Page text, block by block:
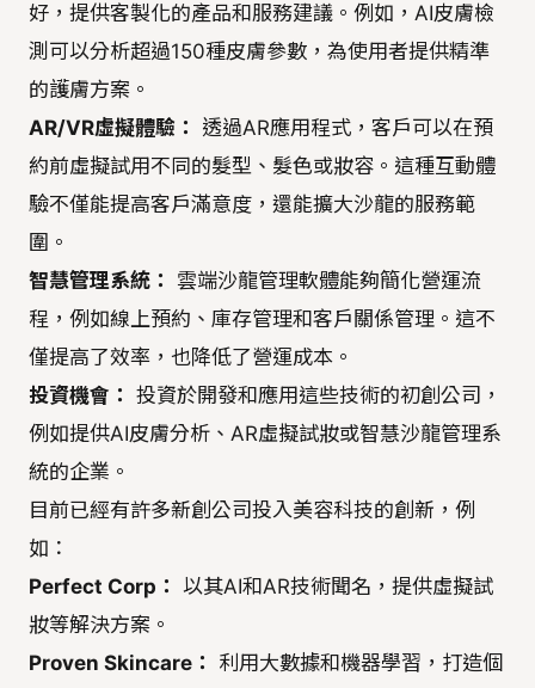
好，提供客製化的產品和服務建議。例如，AI皮膚檢
測可以分析超過150種皮膚參數，為使用者提供精準
的護膚方案。
AR/VR虛擬體驗：
透過AR應用程式，客戶可以在預
約前虛擬試用不同的髮型、髮色或妝容。這種互動體
驗不僅能提高客戶滿意度，還能擴大沙龍的服務範
圍。
智慧管理系統：
雲端沙龍管理軟體能夠簡化營運流
程，例如線上預約、庫存管理和客戶關係管理。這不
僅提高了效率，也降低了營運成本。
投資機會： 投資於開發和應用這些技術的初創公司，
例如提供AI皮膚分析、AR虛擬試妝或智慧沙龍管理系
統的企業。
目前已經有許多新創公司投入美容科技的創新，例
如：
Perfect Corp： 以其AI和AR技術聞名，提供虛擬試
妝等解決方案。
Proven Skincare：
利用大數據和機器學習，打造個